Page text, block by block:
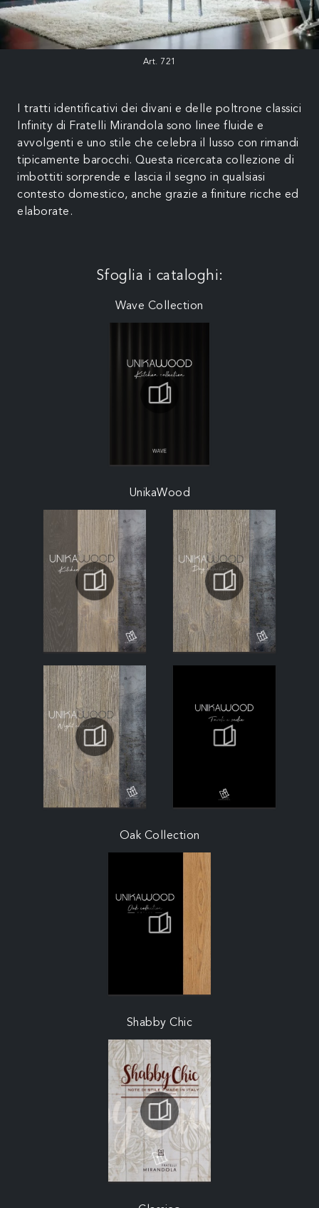
Art. 721
I tratti identificativi dei divani e delle poltrone classici
Infinity di Fratelli Mirandola sono linee fluide e
avvolgenti e uno stile che celebra il lusso con rimandi
tipicamente barocchi. Questa ricercata collezione di
imbottiti sorprende e lascia il segno in qualsiasi
contesto domestico, anche grazie a finiture ricche ed
elaborate.
Sfoglia i cataloghi:
Wave Collection
UnikaWood
Oak Collection
Shabby Chic